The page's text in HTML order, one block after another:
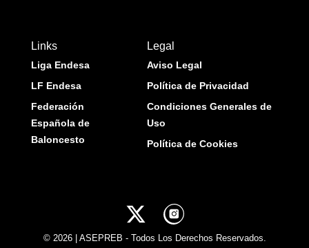
Links
Liga Endesa
LF Endesa
Federación
Española de
Baloncesto
Legal
Aviso Legal
Política de Privacidad
Condiciones Generales de
Uso
Política de Cookies
© 2026 | ASEPREB - Todos Los Derechos Reservados.